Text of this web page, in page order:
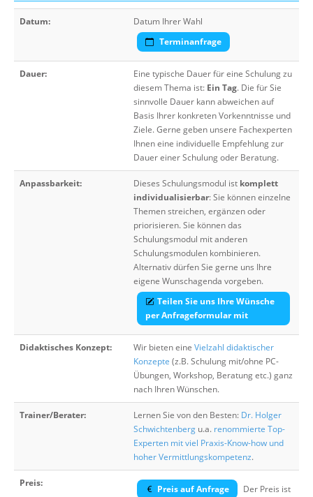
Datum:
Datum Ihrer Wahl
Terminanfrage
Dauer:
Eine typische Dauer für eine Schulung zu
diesem Thema ist: Ein Tag. Die für Sie
sinnvolle Dauer kann abweichen auf
Basis Ihrer konkreten Vorkenntnisse und
Ziele. Gerne geben unsere Fachexperten
Ihnen eine individuelle Empfehlung zur
Dauer einer Schulung oder Beratung.
Anpassbarkeit: Dieses Schulungsmodul ist komplett
individualisierbar: Sie können einzelne
Themen streichen, ergänzen oder
priorisieren. Sie können das
Schulungsmodul mit anderen
Schulungsmodulen kombinieren.
Alternativ dürfen Sie gerne uns Ihre
eigene Wunschagenda vorgeben.
Teilen Sie uns Ihre Wünsche
per Anfrageformular mit
Didaktisches Konzept: Wir bieten eine Vielzahl didaktischer
Konzepte (z.B. Schulung mit/ohne PC-
Übungen, Workshop, Beratung etc.) ganz
nach Ihren Wünschen.
Trainer/Berater: Lernen Sie von den Besten: Dr. Holger
Schwichtenberg u.a. renommierte Top-
Experten mit viel Praxis-Know-how und
hoher Vermittlungskompetenz.
Preis:
Preis auf Anfrage Der Preis ist